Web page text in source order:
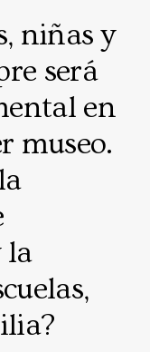
niñas y
será
en
museo.
la